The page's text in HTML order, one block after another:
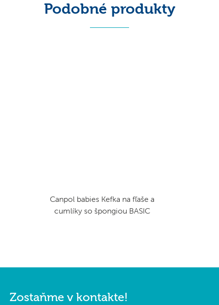
Podobné produkty
Canpol babies Kefka na fľaše a
cumlíky so špongiou BASIC
Zostaňme v kontakte!